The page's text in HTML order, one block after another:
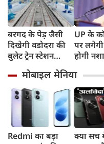
बरगद के पेड़ जैसी
दिखेगी वडोदरा की
बुलेट ट्रेन स्टेशन
जैसी सुविधाएं देख रह
जाएंगे दंग
UP के
पर
होगी
मीटर
पर सख्ती
मोबाइल मेनिया
Redmi का बड़ा
क्या सच